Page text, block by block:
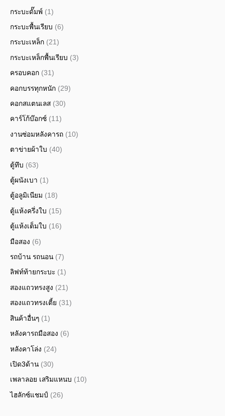
กระบะดั๊มพ์ (1)
กระบะพื้นเรียบ (6)
กระบะเหล็ก (21)
กระบะเหล็กพื้นเรียบ (3)
ครอบคอก (31)
คอกบรรทุกหนัก (29)
คอกสแตนเลส (30)
คาร์โก้บ๊อกซ์ (11)
งานซ่อมหลังคารถ (10)
ตาข่ายผ้าใบ (40)
ตู้ทึบ (63)
ตู้ผนังเบา (1)
ตู้อลูมิเนียม (18)
ตู้แห้งครึ่งใบ (15)
ตู้แห้งเต็มใบ (16)
มือสอง (6)
รถบ้าน รถนอน (7)
ลิฟท์ท้ายกระบะ (1)
สองแถวทรงสูง (21)
สองแถวทรงเตี้ย (31)
สินค้าอื่นๆ (1)
หลังคารถมือสอง (6)
หลังคาโล่ง (24)
เปิด3ด้าน (30)
เพลาลอย เสริมแหนบ (10)
ไฮลักซ์แชมป์ (26)